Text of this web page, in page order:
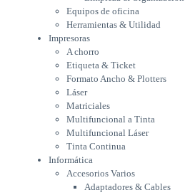
Matriciales
Multifuncional a Tinta
Multifuncional Láser
Tinta Continua
Informática
Accesorios Varios
Adaptadores & Cables
Auriculares
Escáner
Estuches & Mochilas
Gavetas para unidades de
almacenamiento
Lápices & punteros
Soportes
Equipos de oficina
Herramientas & Utilidad
Impresoras
A chorro
Etiqueta & Ticket
Formato Ancho & Plotters
Láser
Matriciales
Multifuncional a Tinta
Multifuncional Láser
Tinta Continua
Informática
Accesorios Varios
Adaptadores & Cables